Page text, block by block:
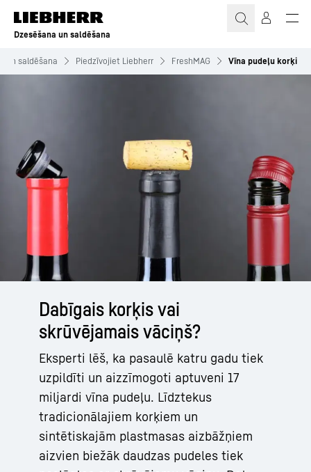
Dzesēšana un saldēšana
un saldēšana Piedzīvojiet Liebherr FreshMAG Vīna pudeļu korķi
Dabīgais korķis vai
skrūvējamais vāciņš?
Eksperti lēš, ka pasaulē katru gadu tiek
uzpildīti un aizzīmogoti aptuveni 17
miljardi vīna pudeļu. Līdztekus
tradicionālajiem korķiem un
sintētiskajām plastmasas aizbāžņiem
aizvien biežāk daudzas pudeles tiek